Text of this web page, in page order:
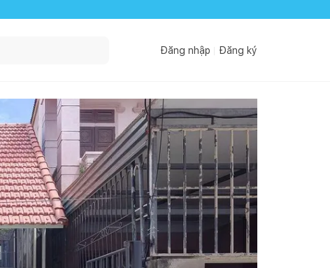
Đăng nhập Đăng ký